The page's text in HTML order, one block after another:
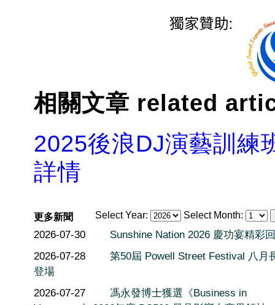
相關文章 related
2025後浪DJ演藝訓練
詳情
Select Year: Select Month:
更多新聞
2026-07-30
Sunshine Nation 2026 慶功宴精彩
2026-07-28
第50屆 Powell Street Festival 八月
登場
2026-07-27
馮永發博士獲選《Business in